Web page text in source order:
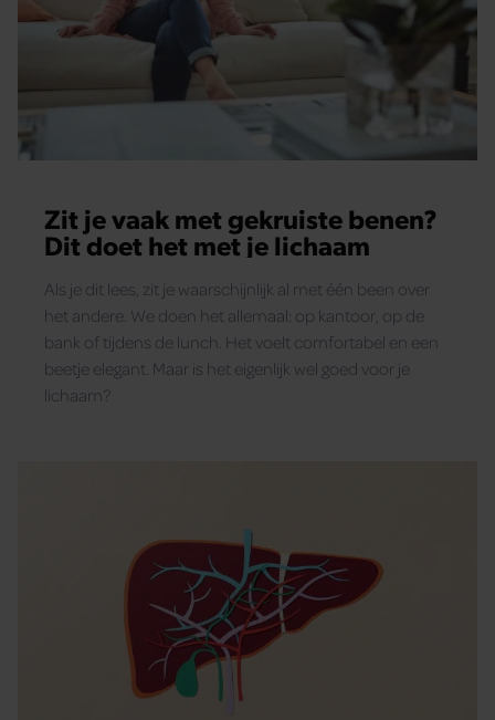
Zit je vaak met gekruiste benen?
Dit doet het met je lichaam
Als je dit lees, zit je waarschijnlijk al met één been over
het andere. We doen het allemaal: op kantoor, op de
bank of tijdens de lunch. Het voelt comfortabel en een
beetje elegant. Maar is het eigenlijk wel goed voor je
lichaam?